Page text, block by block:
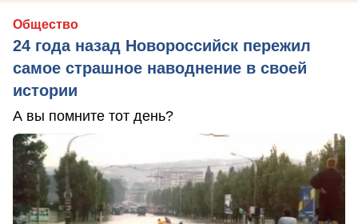
Общество
24 года назад Новороссийск пережил
самое страшное наводнение в своей
истории
А вы помните тот день?